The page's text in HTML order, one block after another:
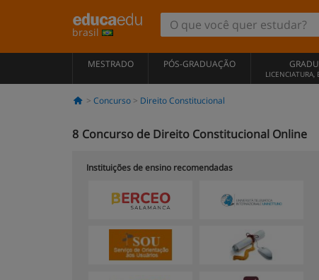
brasil
MESTRADO PÓS-GRADUAÇÃO
LICENCIATURA,
Concurso Direito Constitucional
8 Concurso de Direito Constitucional Online
Instituições de ensino recomendadas